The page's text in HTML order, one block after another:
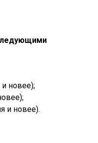
и новее);
и новее).